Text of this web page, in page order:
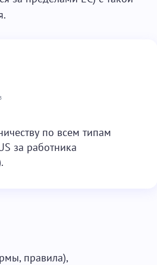
по всем типам
за работника
правила),